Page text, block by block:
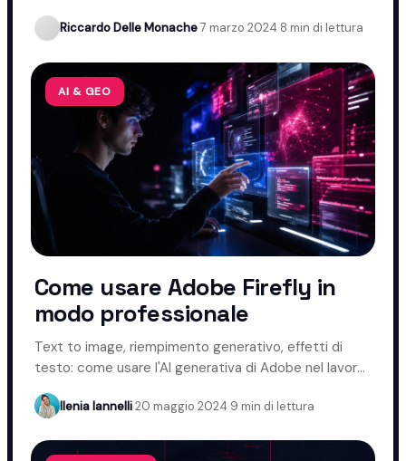
Riccardo Delle Monache·7 marzo 2024·8 min di lettura
AI & GEO
Come usare Adobe Firefly in
modo professionale
Text to image, riempimento generativo, effetti di
testo: come usare l'AI generativa di Adobe nel lavoro
creativo.
Ilenia Iannelli·20 maggio 2024·9 min di lettura